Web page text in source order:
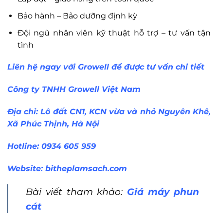
Bảo hành – Bảo dưỡng định kỳ
Đội ngũ nhân viên kỹ thuật hỗ trợ – tư vấn tận
tình
Liên hệ ngay với Growell để được tư vấn chi tiết
Công ty TNHH Growell Việt Nam
Địa chỉ: Lô đất CN1, KCN vừa và nhỏ Nguyên Khê,
Xã Phúc Thịnh, Hà Nội
Hotline: 0934 605 959
Website: bitheplamsach.com
Bài viết tham khảo: Giá máy phun
cát